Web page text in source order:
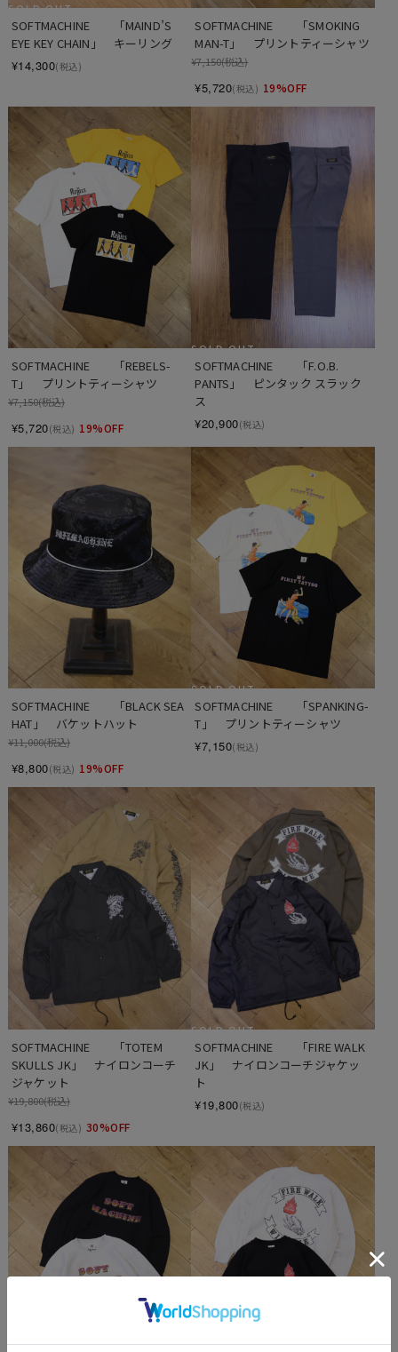
SOLD OUT
SOFTMACHINE　　「MAIND’S
EYE KEY CHAIN」　キーリング
¥14,300(税込)
SOFTMACHINE　　「SMOKING
MAN-T」　プリントティーシャツ
¥7,150(税込)
¥5,720(税込) 19%OFF
SOFTMACHINE　　「REBELS-
T」　プリントティーシャツ
¥7,150(税込)
¥5,720(税込) 19%OFF
SOLD OUT
SOFTMACHINE　　「F.O.B.
PANTS」　ピンタック スラック
ス
¥20,900(税込)
SOFTMACHINE　　「BLACK SEA
HAT」　バケットハット
¥11,000(税込)
¥8,800(税込) 19%OFF
SOLD OUT
SOFTMACHINE　　「SPANKING-
T」　プリントティーシャツ
¥7,150(税込)
SOFTMACHINE　　「TOTEM
SKULLS JK」　ナイロンコーチ
ジャケット
¥19,800(税込)
¥13,860(税込) 30%OFF
SOLD OUT
SOFTMACHINE　　「FIRE WALK
JK」　ナイロンコーチジャケッ
ト
¥19,800(税込)